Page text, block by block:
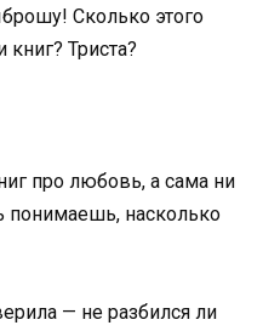
Сколько этого
Триста?
про любовь, а сама ни
понимаешь, насколько
— не разбился ли